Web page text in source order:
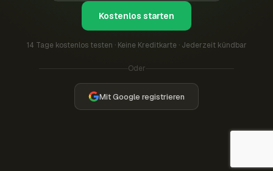
Kostenlos starten
14 Tage kostenlos testen · Keine Kreditkarte · Jederzeit kündbar
Oder
Mit Google registrieren